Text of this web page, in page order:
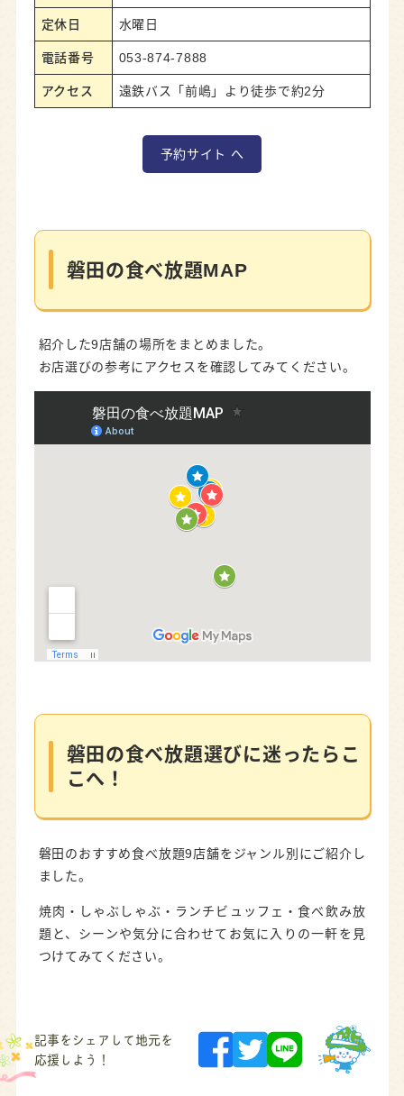
定休日 水曜日
電話番号 053-874-7888
アクセス 遠鉄バス「前嶋」より徒歩で約2分
予約サイト へ
磐田の食べ放題MAP
紹介した9店舗の場所をまとめました。
お店選びの参考にアクセスを確認してみてください。
磐田の食べ放題選びに迷ったらこ
こへ！
磐田のおすすめ食べ放題9店舗をジャンル別にご紹介し
ました。
焼肉・しゃぶしゃぶ・ランチビュッフェ・食べ飲み放
題と、シーンや気分に合わせてお気に入りの一軒を見
つけてみてください。
記事をシェアして地元を
応援しよう！